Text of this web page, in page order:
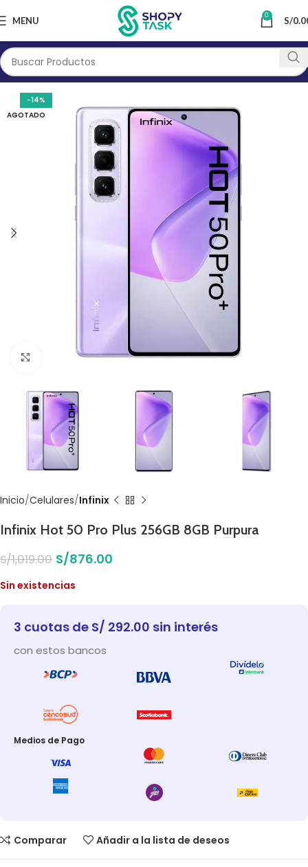
MENU 0 S/
-14%
AGOTADO
Click to enlarge
Inicio Celulares Infinix
Infinix Hot 50 Pro Plus 256GB 8GB Purpura
S/1,019.00 S/876.00
Sin existencias
3 cuotas de S/ 292.00 sin interés
con estos bancos
Medios de Pago
Comparar Añadir a la lista de deseos